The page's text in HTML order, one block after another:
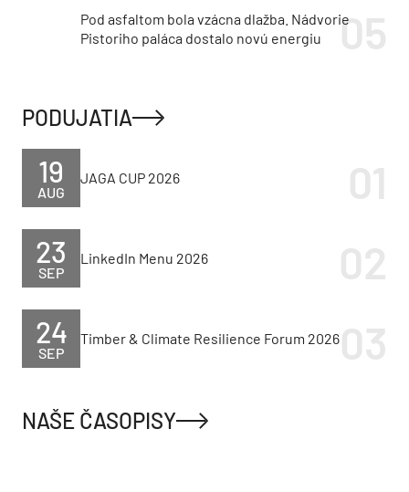
Pod asfaltom bola vzácna dlažba. Nádvorie
Pistoriho paláca dostalo novú energiu
PODUJATIA
AUG
19 JAGA CUP 2026
SEP
23 LinkedIn Menu 2026
SEP
24 Timber & Climate Resilience Forum 2026
NAŠE ČASOPISY